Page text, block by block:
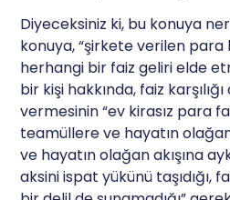
Diyeceksiniz ki, bu konuya
konuya, “şirkete verilen para
herhangi bir faiz geliri elde
bir kişi hakkında, faiz
vermesinin “ev kirasız para
teamüllere ve hayatın olağan
ve hayatın olağan akışına
aksini ispat yükünü taşıdığı,